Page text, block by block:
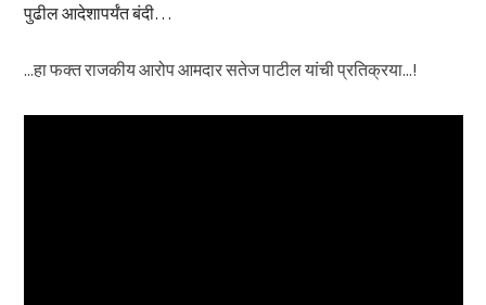
पुढील आदेशापर्यंत बंदी…
...हा फक्त राजकीय आरोप आमदार सतेज पाटील यांची प्रतिक्रया...!